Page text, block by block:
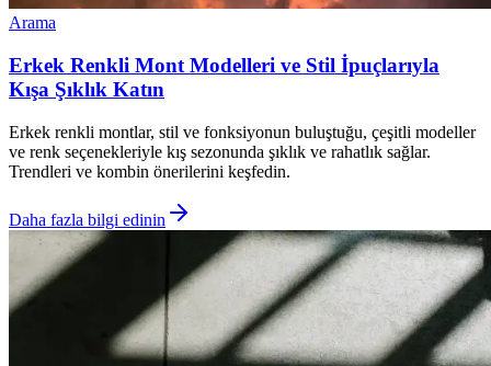
Arama
Erkek Renkli Mont Modelleri ve Stil İpuçlarıyla
Kışa Şıklık Katın
Erkek renkli montlar, stil ve fonksiyonun buluştuğu, çeşitli modeller
ve renk seçenekleriyle kış sezonunda şıklık ve rahatlık sağlar.
Trendleri ve kombin önerilerini keşfedin.
Daha fazla bilgi edinin